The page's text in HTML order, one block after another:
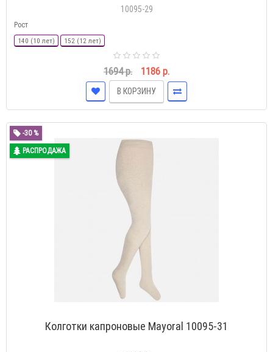
10095-29
Рост
140 (10 лет) 152 (12 лет)
1694 р. 1186 р.
В КОРЗИНУ
-30 %
РАСПРОДАЖА
Колготки капроновые Mayoral 10095-31